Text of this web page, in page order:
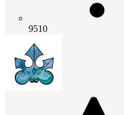
9510